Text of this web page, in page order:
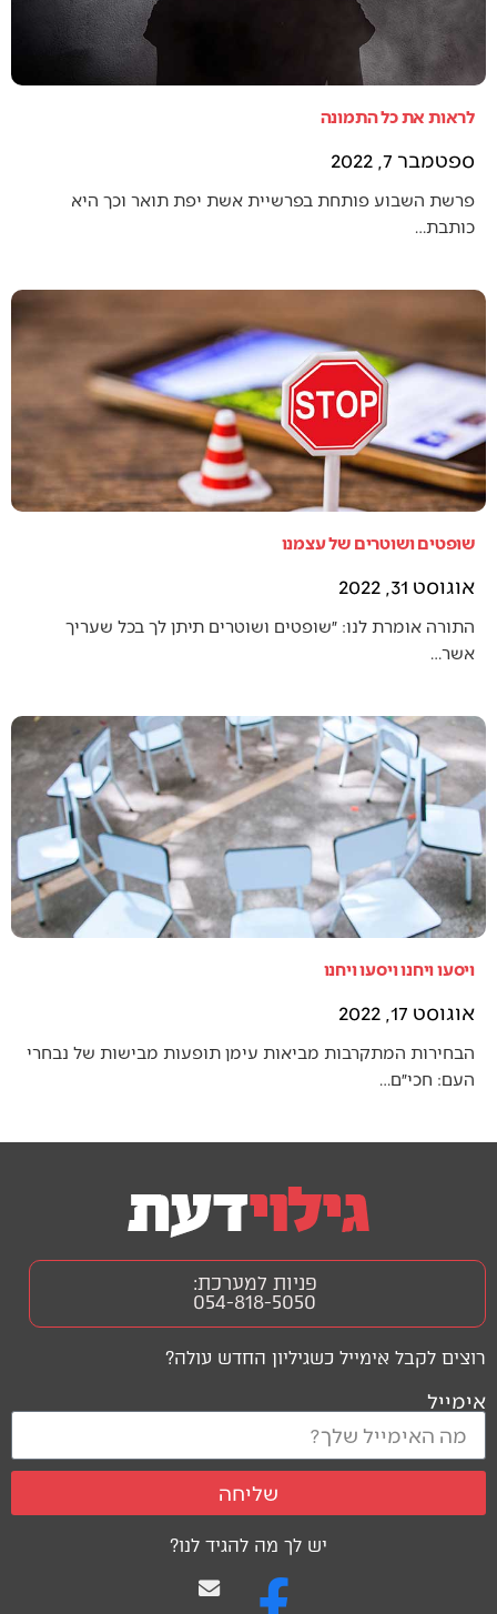
לראות את כל התמונה
ספטמבר 7, 2022
פרשת השבוע פותחת בפרשיית אשת יפת תואר וכך היא
כותבת…
שופטים ושוטרים של עצמנו
אוגוסט 31, 2022
התורה אומרת לנו: ״שופטים ושוטרים תיתן לך בכל שעריך
אשר…
ויסעו ויחנו ויסעו ויחנו
אוגוסט 17, 2022
הבחירות המתקרבות מביאות עימן תופעות מבישות של נבחרי
העם: חכי״ם…
יש לך מה להגיד לנו?
רוצים לקבל אימייל כשגיליון החדש עולה?
אימייל
שליחה
פניות למערכת:
054-818-5050